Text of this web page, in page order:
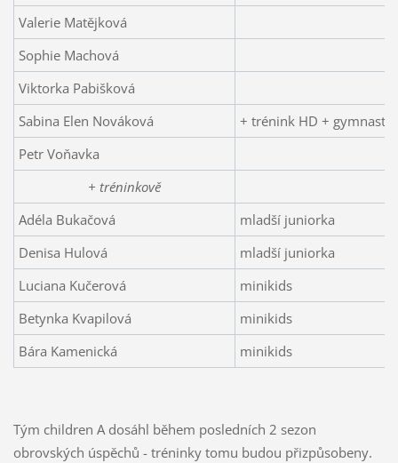
Valerie Matějková
Sophie Machová
Viktorka Pabišková
Sabina Elen Nováková
+ trénink HD +
Petr Voňavka
+ tréninkově
Adéla Bukačová
mladší juniorka
Denisa Hulová
mladší juniorka
Luciana Kučerová
minikids
Betynka Kvapilová
minikids
Bára Kamenická
minikids
Tým children A dosáhl během posledních 2 sezon
obrovských úspěchů - tréninky tomu budou přizpůsobeny.